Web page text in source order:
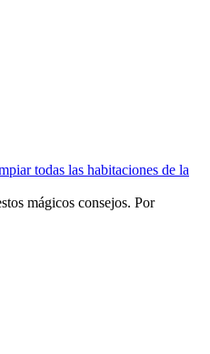
todas las habitaciones de la
mágicos consejos. Por